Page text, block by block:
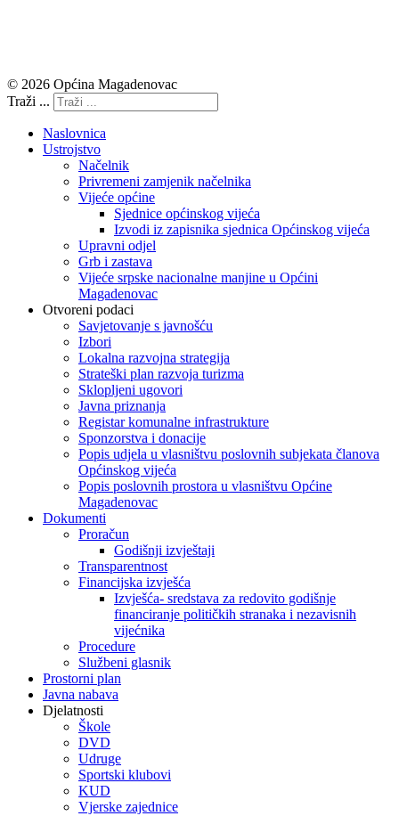
© 2026 Općina Magadenovac
Traži ...
Naslovnica
Ustrojstvo
Načelnik
Privremeni zamjenik načelnika
Vijeće općine
Sjednice općinskog vijeća
Izvodi iz zapisnika sjednica Općinskog vijeća
Upravni odjel
Grb i zastava
Vijeće srpske nacionalne manjine u Općini
Magadenovac
Otvoreni podaci
Savjetovanje s javnošću
Izbori
Lokalna razvojna strategija
Strateški plan razvoja turizma
Sklopljeni ugovori
Javna priznanja
Registar komunalne infrastrukture
Sponzorstva i donacije
Popis udjela u vlasništvu poslovnih subjekata članova
Općinskog vijeća
Popis poslovnih prostora u vlasništvu Općine
Magadenovac
Dokumenti
Proračun
Godišnji izvještaji
Transparentnost
Financijska izvješća
Izvješća- sredstava za redovito godišnje
financiranje političkih stranaka i nezavisnih
vijećnika
Procedure
Službeni glasnik
Prostorni plan
Javna nabava
Djelatnosti
Škole
DVD
Udruge
Sportski klubovi
KUD
Vjerske zajednice